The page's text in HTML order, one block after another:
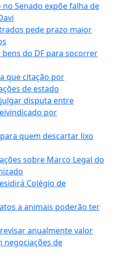
Senado expõe falha de
pede prazo maior
do DF para socorrer
que citação por
de estado
julgar disputa entre
por
quem descartar lixo
sobre Marco Legal do
Colégio de
a animais poderão ter
anualmente valor
negociações de